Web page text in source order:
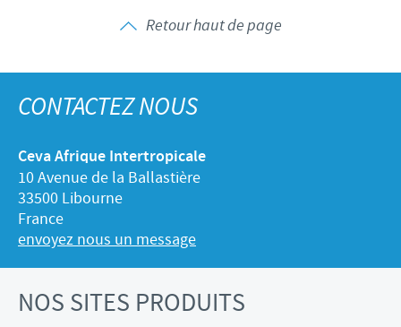
Retour haut de page
CONTACTEZ NOUS
Ceva Afrique Intertropicale
10 Avenue de la Ballastière
33500 Libourne
France
envoyez nous un message
NOS SITES PRODUITS